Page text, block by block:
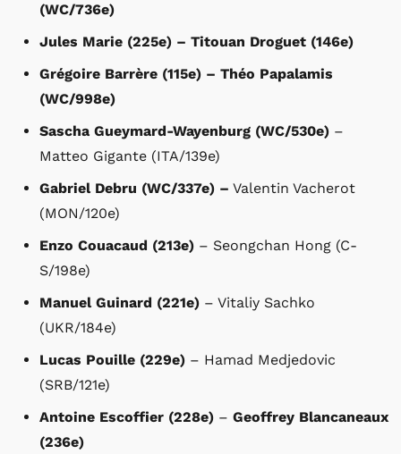
(WC/736e)
Jules Marie (225e) – Titouan Droguet (146e)
Grégoire Barrère (115e) – Théo Papalamis
(WC/998e)
Sascha Gueymard-Wayenburg (WC/530e) –
Matteo Gigante (ITA/139e)
Gabriel Debru (WC/337e) – Valentin Vacherot
(MON/120e)
Enzo Couacaud (213e) – Seongchan Hong (C-
S/198e)
Manuel Guinard (221e) – Vitaliy Sachko
(UKR/184e)
Lucas Pouille (229e) – Hamad Medjedovic
(SRB/121e)
Antoine Escoffier (228e) – Geoffrey Blancaneaux
(236e)